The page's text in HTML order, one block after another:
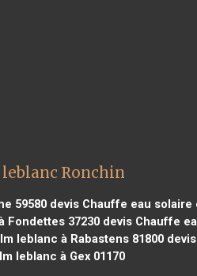
Ronchin
59580 devis Chauffe eau solaire
Fondettes 37230 devis Chauffe
leblanc à Rabastens 81800
leblanc à Gex 01170